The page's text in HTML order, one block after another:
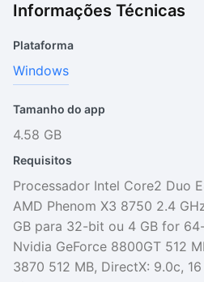
Informações Técnicas
Plataforma
Windows
Tamanho do app
4.58 GB
Requisitos
Processador Intel Core2 Duo
AMD Phenom X3 8750 2.4
GB para 32-bit ou 4 GB for
Nvidia GeForce 8800GT 512
3870 512 MB, DirectX: 9.0c,